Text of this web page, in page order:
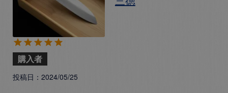
購入者
投稿日 2024/05/25